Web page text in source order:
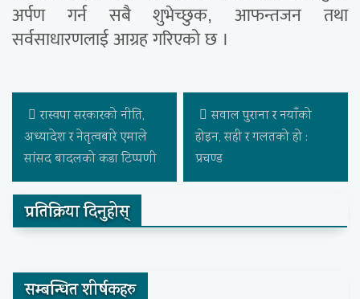
अर्पण गर्न सबै शुभेच्छुक, आफन्तजन तथा
सर्वसाधारणलाई आग्रह गरिएको छ ।
रास्वपा सरकारको नीति,
अध्यादेश र नेतृत्वबारे एमाले
सांसद बादलको कडा टिप्पणी
सवाल पुराना र नयाँको
होइन, सही र गलतको हो :
प्रचण्ड
प्रतिक्रिया दिनुहोस्
सम्बन्धित शीर्षकहरु